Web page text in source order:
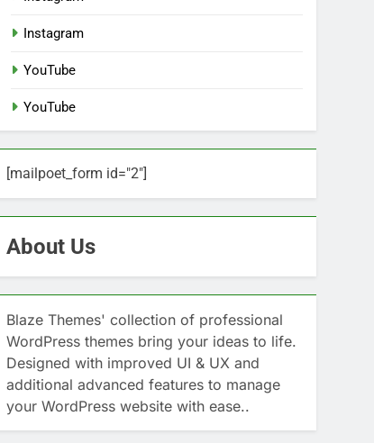
Instagram
YouTube
YouTube
[mailpoet_form id="2"]
About Us
Blaze Themes' collection of professional
WordPress themes bring your ideas to life.
Designed with improved UI & UX and
additional advanced features to manage
your WordPress website with ease..